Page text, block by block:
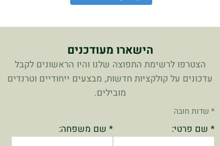
הישארו מעודכנים
הצטרפו לרשימת התפוצה שלנו והיו הראשונים לקבל
עדכונים על קולקציות חדשות, מבצעים ייחודיים וטרנדים
מובילים.
* שדות חובה
* שם פרטי: * שם משפחה: